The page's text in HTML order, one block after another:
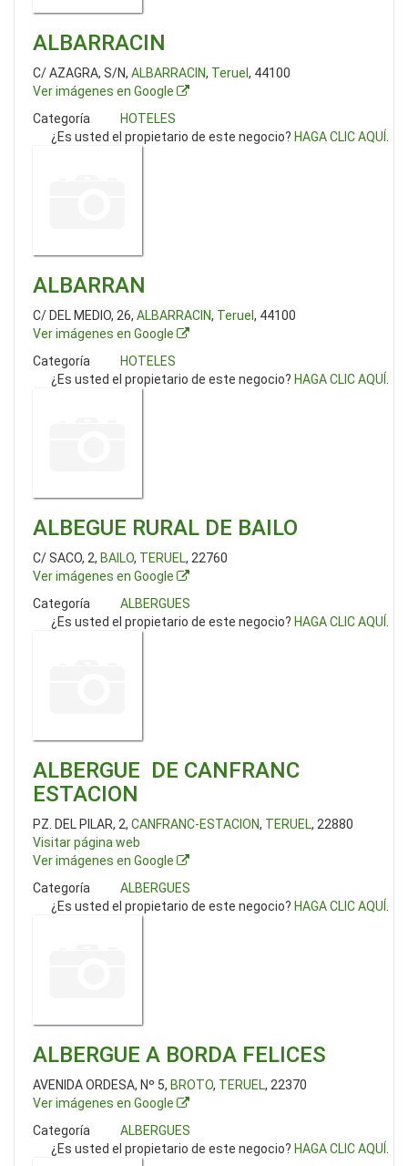
ALBARRACIN
C/ AZAGRA, S/N, ALBARRACIN, Teruel , 44100
Ver imágenes en Google
Categoría
HOTELES
¿Es usted el propietario de este negocio? HAGA CLIC AQUÍ .
ALBARRAN
C/ DEL MEDIO, 26, ALBARRACIN, Teruel , 44100
Ver imágenes en Google
Categoría
HOTELES
¿Es usted el propietario de este negocio? HAGA CLIC AQUÍ .
ALBEGUE RURAL DE BAILO
C/ SACO, 2, BAILO, TERUEL, 22760
Ver imágenes en Google
Categoría
ALBERGUES
¿Es usted el propietario de este negocio? HAGA CLIC AQUÍ .
ALBERGUE DE CANFRANC
ESTACION
PZ. DEL PILAR, 2, CANFRANC-ESTACION, TERUEL, 22880
Visitar página web
Ver imágenes en Google
Categoría
ALBERGUES
¿Es usted el propietario de este negocio? HAGA CLIC AQUÍ .
ALBERGUE A BORDA FELICES
AVENIDA ORDESA, Nº 5, BROTO, TERUEL, 22370
Ver imágenes en Google
Categoría
ALBERGUES
¿Es usted el propietario de este negocio? HAGA CLIC AQUÍ .